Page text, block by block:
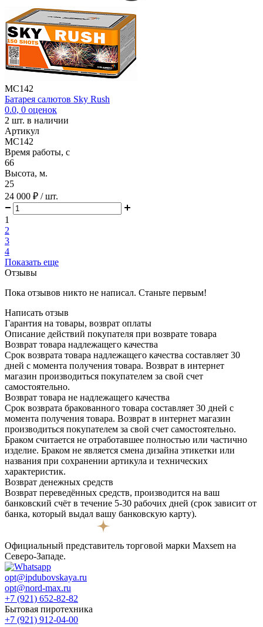
MC142
Батарея салютов Sky Rush
0.0, 0 оценок
2 шт. в наличии
Артикул
MC142
Время работы, с
66
Высота, м.
25
24 000 ₽ / шт.
1
2
3
4
Показать еще
Отзывы
Пока отзывов никто не написал. Станьте первым!
Написать отзыв
Гарантия на товары, возврат оплаты
Описание действий покупателя при возврате товара
Возврат товара надлежащего качества
Срок возврата товара надлежащего качества составляет 30
дней с момента получения товара. Возврат в интернет
магазин производиться покупателем за свой счет
самостоятельно.
Возврат товара не надлежащего качества
Срок возврата бракованного товара составляет 30 дней с
момента получения товара. Возврат в интернет магазин
производиться покупателем за свой счет самостоятельно.
Браком считается не отработавшее полностью или частично
изделие. Браком не является смена дизайна этикетки или
названия при сохранении артикула и технических
характеристик.
Возврат денежных средств
Возврат переведённых средств, производится на ваш
банковский счёт в течение 5-30 рабочих дней (срок зависит от
банка, который выдал вашу банковскую карту).
Официальный представитель торговой марки Maxsem на
Северо-Западе.
opt@ipdubovskaya.ru
opt@nord-max.ru
+7 (921) 652-82-82
Бытовая пиротехника
+7 (921) 912-04-00